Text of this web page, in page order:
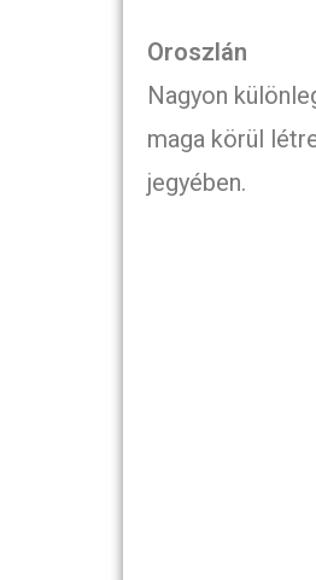
Oroszlán
Nagyon
maga körül
jegyében.